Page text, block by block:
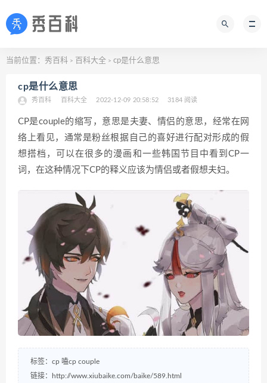
当前位置： 秀百科 > 百科大全 > cp是什么意思
cp是什么意思
秀百科 百科大全 2022-12-09 20:58:52 3184 阅读
CP是couple的缩写，意思是夫妻、情侣的意思，经常在网
络上看见，通常是粉丝根据自己的喜好进行配对形成的假
想搭档，可以在很多的漫画和一些韩国节目中看到CP一
词，在这种情况下CP的释义应该为情侣或者假想夫妇。
标签： cp 嗑cp couple
链接：
http://www.xiubaike.com/baike/589.html